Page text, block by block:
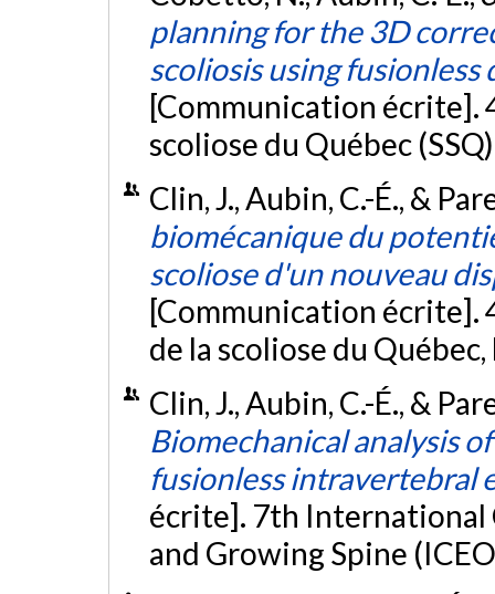
planning for the 3D
scoliosis using fusionless
[Communication écrite].
scoliose du Québec
Clin, J., Aubin, C.-É., &
biomécanique du
scoliose d'un nouveau
[Communication écrite].
de la scoliose du
Clin, J., Aubin, C.-É., &
Biomechanical analysis
fusionless intravertebral
écrite]. 7th International
and Growing Spine